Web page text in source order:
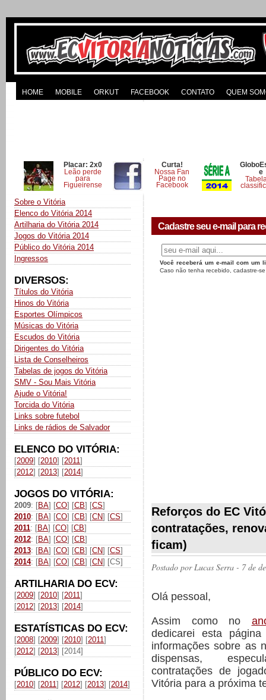
HOME MOBILE ORKUT FACEBOOK CONTATO QUEM
Placar: 2x0
Leão perde
para
Figueirense
Curta!
Nossa Fan
Page no
Facebook
e
Sobre o Vitória
Elenco do Vitória 2014
Artilharia do Vitória 2014
Jogos do Vitória 2014
Público do Vitória 2014
Ingressos
DIVERSOS:
Títulos do Vitória
Hinos do Vitória
Esportes Olímpicos
Músicas do Vitória
Escudos do Vitória
Dirigentes do Vitória
Lista de Conselheiros
Tabelas de jogos do Vitória
SMV - Sou Mais Vitória
Ajude o Vitória!
Torcida do Vitória
Links sobre futebol
Links de rádios de Salvador
ELENCO DO VITÓRIA:
[2009] [2010] [2011]
[2012] [2013] [2014]
JOGOS DO VITÓRIA:
2009: [BA] [CO] [CB] [CS]
2010: [BA] [CO] [CB] [CN] [CS]
2011: [BA] [CO] [CB]
2012: [BA] [CO] [CB]
2013: [BA] [CO] [CB] [CN] [CS]
2014: [BA] [CO] [CB] [CN] [CS]
ARTILHARIA DO ECV:
[2009] [2010] [2011]
[2012] [2013] [2014]
ESTATÍSTICAS DO ECV:
[2008] [2009] [2010] [2011]
[2012] [2013] [2014]
PÚBLICO DO ECV:
[2010] [2011] [2012] [2013] [2014]
Cadastre seu e-mail para
Você receberá um e-mail com um
Caso não tenha recebido, cadastre-
Reforços do EC
contratações,
ficam)
Postado porLucas Serra - 7 de
Olá pessoal,
Assim como no
dedicarei esta
informações sobre as
dispensas,
contratações de
Vitória para a próxima